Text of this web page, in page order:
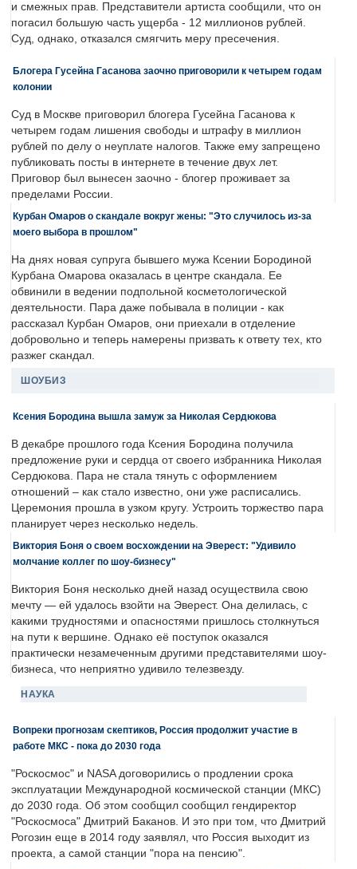
и смежных прав. Представители артиста сообщили, что он
погасил большую часть ущерба - 12 миллионов рублей.
Суд, однако, отказался смягчить меру пресечения.
Блогера Гусейна Гасанова заочно приговорили к четырем годам
колонии
Суд в Москве приговорил блогера Гусейна Гасанова к
четырем годам лишения свободы и штрафу в миллион
рублей по делу о неуплате налогов. Также ему запрещено
публиковать посты в интернете в течение двух лет.
Приговор был вынесен заочно - блогер проживает за
пределами России.
Курбан Омаров о скандале вокруг жены: "Это случилось из-за
моего выбора в прошлом"
На днях новая супруга бывшего мужа Ксении Бородиной
Курбана Омарова оказалась в центре скандала. Ее
обвинили в ведении подпольной косметологической
деятельности. Пара даже побывала в полиции - как
рассказал Курбан Омаров, они приехали в отделение
добровольно и теперь намерены призвать к ответу тех, кто
разжег скандал.
ШОУБИЗ
Ксения Бородина вышла замуж за Николая Сердюкова
В декабре прошлого года Ксения Бородина получила
предложение руки и сердца от своего избранника Николая
Сердюкова. Пара не стала тянуть с оформлением
отношений – как стало известно, они уже расписались.
Церемония прошла в узком кругу. Устроить торжество пара
планирует через несколько недель.
Виктория Боня о своем восхождении на Эверест: "Удивило
молчание коллег по шоу-бизнесу"
Виктория Боня несколько дней назад осуществила свою
мечту — ей удалось взойти на Эверест. Она делилась, с
какими трудностями и опасностями пришлось столкнуться
на пути к вершине. Однако её поступок оказался
практически незамеченным другими представителями шоу-
бизнеса, что неприятно удивило телезвезду.
НАУКА
Вопреки прогнозам скептиков, Россия продолжит участие в
работе МКС - пока до 2030 года
"Роскосмос" и NASA договорились о продлении срока
эксплуатации Международной космической станции (МКС)
до 2030 года. Об этом сообщил сообщил гендиректор
"Роскосмоса" Дмитрий Баканов. И это при том, что Дмитрий
Рогозин еще в 2014 году заявлял, что Россия выходит из
проекта, а самой станции "пора на пенсию".